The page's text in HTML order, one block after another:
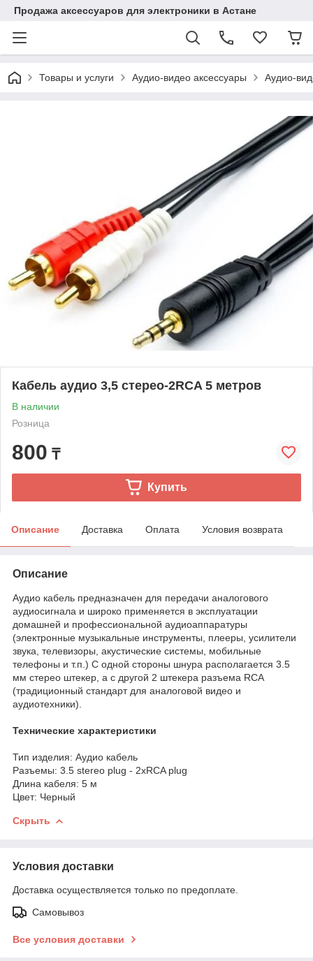
Продажа аксессуаров для электроники в Астане
Товары и услуги Аудио-видео аксессуары Аудио-
Кабель аудио 3,5 стерео-2RCA 5 метров
В наличии
Розница
800 ₸
Купить
Описание Доставка Оплата Условия возврата
Описание
Аудио кабель предназначен для передачи аналогового
аудиосигнала и широко применяется в эксплуатации
домашней и профессиональной аудиоаппаратуры
(электронные музыкальные инструменты, плееры, усилители
звука, телевизоры, акустические системы, мобильные
телефоны и т.п.) С одной стороны шнура располагается 3.5
мм стерео штекер, а с другой 2 штекера разъема RCA
(традиционный стандарт для аналоговой видео и
аудиотехники).
Технические характеристики
Тип изделия: Аудио кабель
Разъемы: 3.5 stereo plug - 2хRCA plug
Длина кабеля: 5 м
Цвет: Черный
Скрыть
Условия доставки
Доставка осуществляется только по предоплате.
Самовывоз
Все условия доставки